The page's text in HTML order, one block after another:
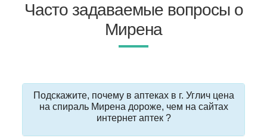
Часто задаваемые вопросы о
Мирена
Подскажите, почему в аптеках в г. Углич цена
на спираль Мирена дороже, чем на сайтах
интернет аптек ?